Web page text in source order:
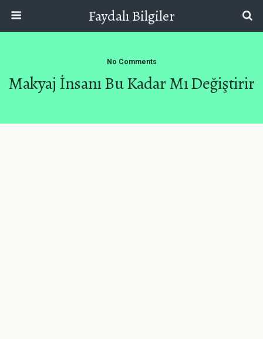
Faydalı Bilgiler
No Comments
Makyaj İnsanı Bu Kadar Mı Değiştirir